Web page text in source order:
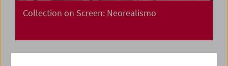
Collection on Screen: Neorealismo